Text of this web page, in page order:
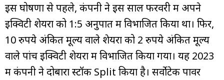
इस घोषणा से पहले, कंपनी ने इस साल फरवरी में अपने
इक्विटी शेयरों को 1:5 अनुपात में विभाजित किया था। फिर,
10 रुपये अंकित मूल्य वाले शेयरों को 2 रुपये अंकित मूल्य
वाले पांच इक्विटी शेयरों में विभाजित किया गया। यह 2023
में कंपनी ने दोबारा स्टॉक Split किया है। सर्वोटेक पावर